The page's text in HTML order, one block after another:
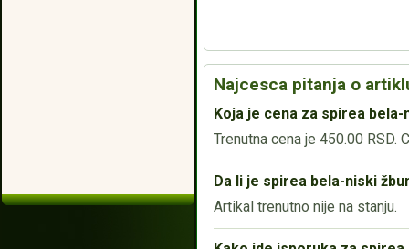
Najcesca pitanja o
Koja je cena za spirea bela-
Trenutna cena je 450.00 RSD.
Da li je spirea bela-niski
Artikal trenutno nije na stanju.